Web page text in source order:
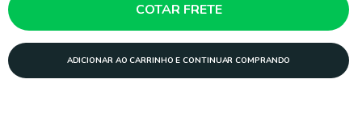
COTAR FRETE
ADICIONAR AO CARRINHO E CONTINUAR COMPRANDO